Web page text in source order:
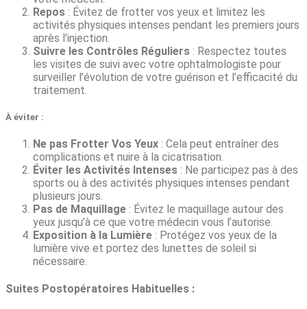
Repos : Évitez de frotter vos yeux et limitez les
activités physiques intenses pendant les premiers jours
après l’injection.
Suivre les Contrôles Réguliers : Respectez toutes
les visites de suivi avec votre ophtalmologiste pour
surveiller l’évolution de votre guérison et l’efficacité du
traitement.
À éviter :
Ne pas Frotter Vos Yeux : Cela peut entraîner des
complications et nuire à la cicatrisation.
Éviter les Activités Intenses : Ne participez pas à des
sports ou à des activités physiques intenses pendant
plusieurs jours.
Pas de Maquillage : Évitez le maquillage autour des
yeux jusqu’à ce que votre médecin vous l’autorise.
Exposition à la Lumière : Protégez vos yeux de la
lumière vive et portez des lunettes de soleil si
nécessaire.
Suites Postopératoires Habituelles :